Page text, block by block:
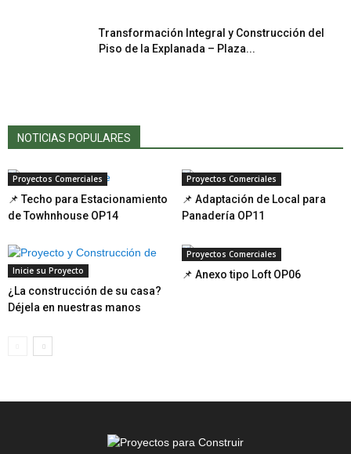
Transformación Integral y Construcción del
Piso de la Explanada – Plaza...
NOTICIAS POPULARES
Proyectos Comerciales
📌 Techo para Estacionamiento
de Towhnhouse OP14
Proyectos Comerciales
📌 Adaptación de Local para
Panadería OP11
Inicie su Proyecto
¿La construcción de su casa?
Déjela en nuestras manos
Proyectos Comerciales
📌 Anexo tipo Loft OP06